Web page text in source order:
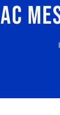
AC